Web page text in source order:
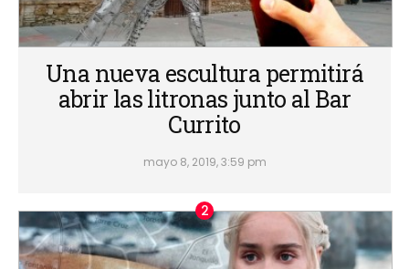
Una nueva escultura permitirá
abrir las litronas junto al Bar
Currito
mayo 8, 2019, 3:59 pm